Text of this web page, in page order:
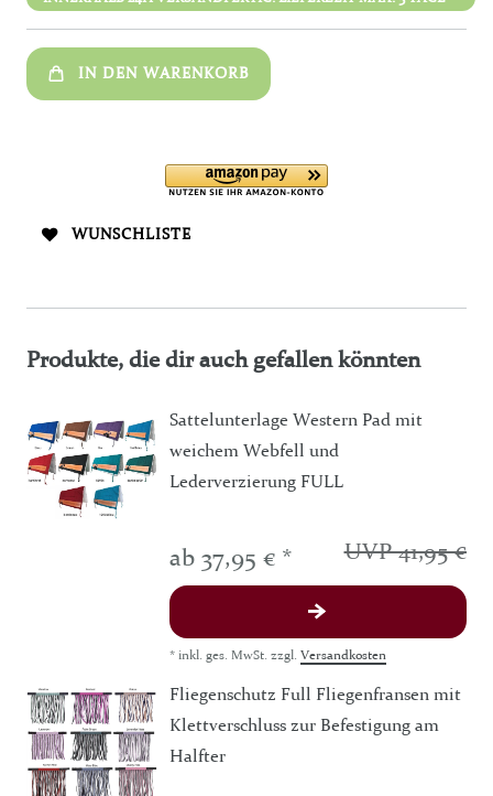
IN DEN WARENKORB
WUNSCHLISTE
Produkte, die dir auch gefallen könnten
Sattelunterlage Western Pad mit
weichem Webfell und
Lederverzierung FULL
UVP 41,95 €
ab 37,95 € *
* inkl. ges. MwSt. zzgl. Versandkosten
Fliegenschutz Full Fliegenfransen mit
Klettverschluss zur Befestigung am
Halfter